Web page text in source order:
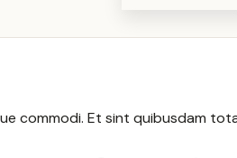
commodi. Et sint quibusdam